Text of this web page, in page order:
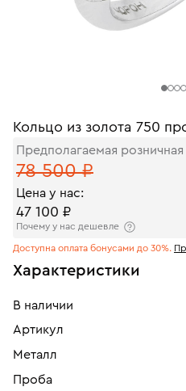
Кольцо из золота 750
Предполагаемая розничная
78 500 ₽
Цена у нас:
47 100 ₽
Почему у нас дешевле
Доступна оплата бонусами до 30%.
Характеристики
В наличии
Артикул
Металл
Проба